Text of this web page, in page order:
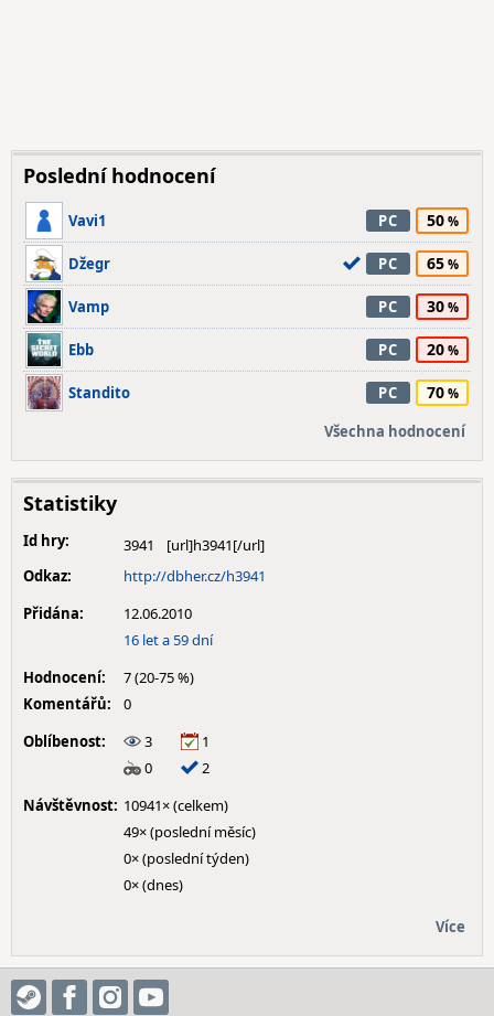
Poslední hodnocení
Vavi1 PC 50
Džegr PC 65
Vamp PC 30
Ebb PC 20
Standito PC 70
Všechna hodnocení
Statistiky
Id hry:
3941
Odkaz:
http://dbher.cz/h3941
Přidána:
12.06.2010
16 let a 59 dní
Hodnocení:
7 (20-75 %)
Komentářů:
0
Oblíbenost:
3
1
0
2
Návštěvnost: 10941× (celkem)
49× (poslední měsíc)
0× (poslední týden)
0× (dnes)
Více